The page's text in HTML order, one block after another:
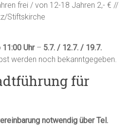
frei / von 12-18 Jahren 2,- € //
Stiftskirche
Uhr– 5.7. / 12.7. / 19.7.
werden noch bekanntgegeben.
für
notwendig über Tel.